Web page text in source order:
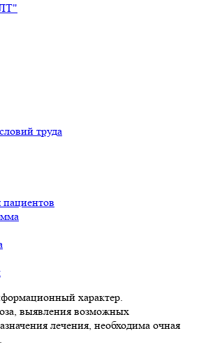
труда
характер.
выявления возможных
лечения, необходима очная